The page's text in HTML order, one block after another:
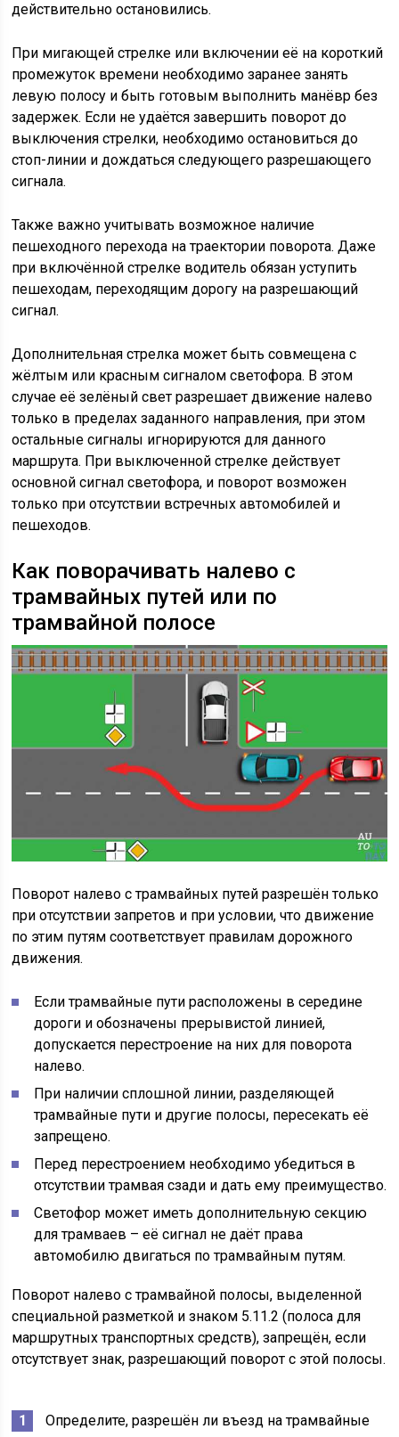
действительно остановились.
При мигающей стрелке или включении её на короткий
промежуток времени необходимо заранее занять
левую полосу и быть готовым выполнить манёвр без
задержек. Если не удаётся завершить поворот до
выключения стрелки, необходимо остановиться до
стоп-линии и дождаться следующего разрешающего
сигнала.
Также важно учитывать возможное наличие
пешеходного перехода на траектории поворота. Даже
при включённой стрелке водитель обязан уступить
пешеходам, переходящим дорогу на разрешающий
сигнал.
Дополнительная стрелка может быть совмещена с
жёлтым или красным сигналом светофора. В этом
случае её зелёный свет разрешает движение налево
только в пределах заданного направления, при этом
остальные сигналы игнорируются для данного
маршрута. При выключенной стрелке действует
основной сигнал светофора, и поворот возможен
только при отсутствии встречных автомобилей и
пешеходов.
Как поворачивать налево с
трамвайных путей или по
трамвайной полосе
Поворот налево с трамвайных путей разрешён только
при отсутствии запретов и при условии, что движение
по этим путям соответствует правилам дорожного
движения.
Если трамвайные пути расположены в середине
дороги и обозначены прерывистой линией,
допускается перестроение на них для поворота
налево.
При наличии сплошной линии, разделяющей
трамвайные пути и другие полосы, пересекать её
запрещено.
Перед перестроением необходимо убедиться в
отсутствии трамвая сзади и дать ему преимущество.
Светофор может иметь дополнительную секцию
для трамваев – её сигнал не даёт права
автомобилю двигаться по трамвайным путям.
Поворот налево с трамвайной полосы, выделенной
специальной разметкой и знаком 5.11.2 (полоса для
маршрутных транспортных средств), запрещён, если
отсутствует знак, разрешающий поворот с этой полосы.
Определите, разрешён ли въезд на трамвайные